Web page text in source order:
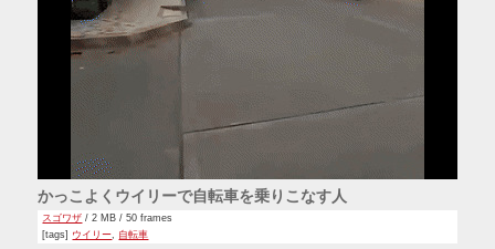
かっこよくウイリーで自転車を乗りこなす人
スゴワザ / 2 MB / 50 frames
[tags] ウイリー 自転車